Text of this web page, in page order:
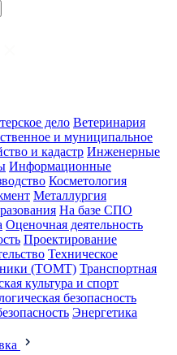
дело Ветеринария
и муниципальное
и кадастр Инженерные
Информационные
Косметология
Металлургия
На базе СПО
Оценочная деятельность
Проектирование
Техническое
(ТОМТ) Транспортная
культура и спорт
безопасность
Энергетика